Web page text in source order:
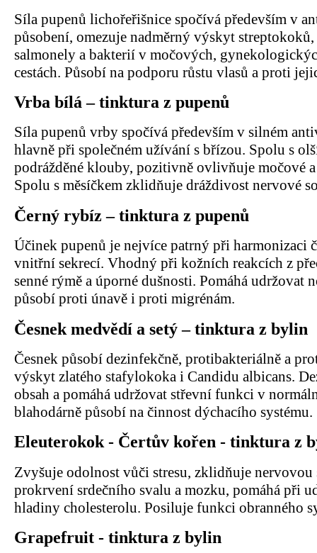
Síla pupenů lichořeřišnice spočívá především v
působení, omezuje nadměrný výskyt
salmonely a bakterií v močových,
cestách. Působí na podporu růstu vlasů a proti
Vrba bílá – tinktura z pupenů
Síla pupenů vrby spočívá především v silném
hlavně při společném užívání s břízou. Spolu s
podrážděné klouby, pozitivně ovlivňuje močové
Spolu s měsíčkem zklidňuje dráždivost nervové
Černý rybíz – tinktura z pupenů
Účinek pupenů je nejvíce patrný při harmonizaci
vnitřní sekrecí. Vhodný při kožních reakcích z
senné rýmě a úporné dušnosti. Pomáhá udržovat
působí proti únavě i proti migrénám.
Česnek medvědí a setý – tinktura z bylin
Česnek působí dezinfekčně, protibakteriálně a
výskyt zlatého stafylokoka i Candidu albicans.
obsah a pomáhá udržovat střevní funkci v
blahodárně působí na činnost dýchacího
Eleuterokok - Čertův kořen - tinktura z
Zvyšuje odolnost vůči stresu, zklidňuje
prokrvení srdečního svalu a mozku, pomáhá při
hladiny cholesterolu. Posiluje funkci obranného
Grapefruit - tinktura z bylin